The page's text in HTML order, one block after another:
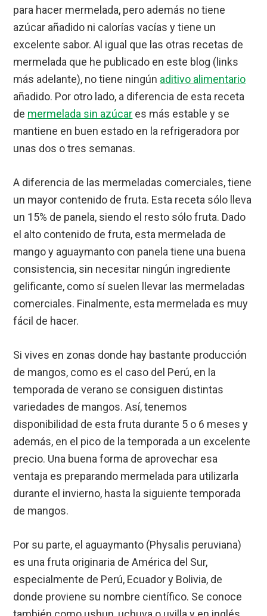
para hacer mermelada, pero además no tiene
azúcar añadido ni calorías vacías y tiene un
excelente sabor. Al igual que las otras recetas de
mermelada que he publicado en este blog (links
más adelante), no tiene ningún aditivo alimentario
añadido. Por otro lado, a diferencia de esta receta
de mermelada sin azúcar es más estable y se
mantiene en buen estado en la refrigeradora por
unas dos o tres semanas.
A diferencia de las mermeladas comerciales, tiene
un mayor contenido de fruta. Esta receta sólo lleva
un 15% de panela, siendo el resto sólo fruta. Dado
el alto contenido de fruta, esta mermelada de
mango y aguaymanto con panela tiene una buena
consistencia, sin necesitar ningún ingrediente
gelificante, como sí suelen llevar las mermeladas
comerciales. Finalmente, esta mermelada es muy
fácil de hacer.
Si vives en zonas donde hay bastante producción
de mangos, como es el caso del Perú, en la
temporada de verano se consiguen distintas
variedades de mangos. Así, tenemos
disponibilidad de esta fruta durante 5 o 6 meses y
además, en el pico de la temporada a un excelente
precio. Una buena forma de aprovechar esa
ventaja es preparando mermelada para utilizarla
durante el invierno, hasta la siguiente temporada
de mangos.
Por su parte, el aguaymanto (Physalis peruviana)
es una fruta originaria de América del Sur,
especialmente de Perú, Ecuador y Bolivia, de
donde proviene su nombre científico. Se conoce